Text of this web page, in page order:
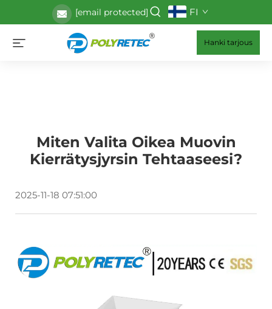
[email protected] FI
Hanki tarjous
Miten Valita Oikea Muovin
Kierrätysjyrsin Tehtaaseesi?
2025-11-18 07:51:00